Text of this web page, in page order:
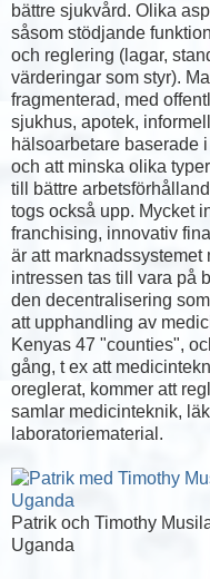
bättre sjukvård. Olika
såsom stödjande
och reglering (lagar,
värderingar som styr).
fragmenterad, med
sjukhus, apotek,
hälsoarbetare baserade
och att minska olika
till bättre
togs också upp. Mycket
franchising, innovativ
är att
intressen tas till vara på
den decentralisering
att upphandling av
Kenyas 47 "counties",
gång, t ex att
oreglerat, kommer att
samlar medicinteknik,
laboratoriematerial.
Patrik och Timothy
Uganda